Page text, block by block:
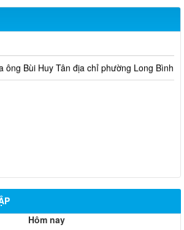
CP của Chính Phủ (sau sát nhập)
Lãnh đạo Thanh tra tỉnh tháng 12 năm
ông Bùi Huy Tân địa chỉ phường Long Bình
Hôm nay